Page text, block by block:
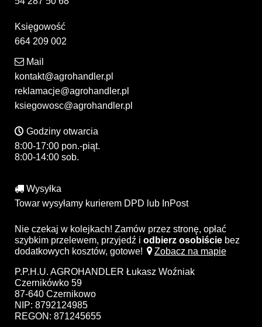
Księgowość
664 209 002
Mail
kontakt@agrohandler.pl
reklamacje@agrohandler.pl
ksiegowosc@agrohandler.pl
Godziny otwarcia
8:00-17:00 pon.-piąt.
8:00-14:00 sob.
Wysyłka
Towar wysyłamy kurierem DPD lub InPost
Nie czekaj w kolejkach! Zamów przez stronę, opłać
szybkim przelewem, przyjedź i odbierz osobiście bez
dodatkowych kosztów, gotowe!
Zobacz na mapie
P.P.H.U. AGROHANDLER Łukasz Woźniak
Czernikówko 59
87-640 Czernikowo
NIP: 8792124985
REGON: 871245655